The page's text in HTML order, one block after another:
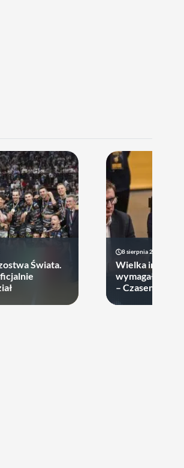
Świata.
8 sierpnia 2026 19:22
Wielka impreza
wymagała
– Czasem